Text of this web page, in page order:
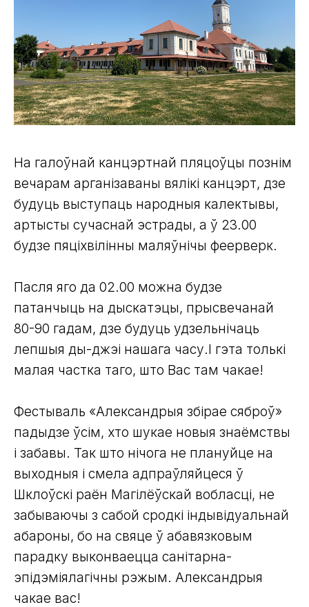
На галоўнай канцэртнай пляцоўцы познім
вечарам арганізаваны вялікі канцэрт, дзе
будуць выступаць народныя калектывы,
артысты сучаснай эстрады, а ў 23.00
будзе пяціхвілінны маляўнічы феерверк.
Пасля яго да 02.00 можна будзе
патанчыць на дыскатэцы, прысвечанай
80-90 гадам, дзе будуць удзельнічаць
лепшыя ды-джэі нашага часу.І гэта толькі
малая частка таго, што Вас там чакае!
Фестываль «Александрыя збірае сяброў»
падыдзе ўсім, хто шукае новыя знаёмствы
і забавы. Так што нічога не плануйце на
выходныя і смела адпраўляйцеся ў
Шклоўскі раён Магілёўскай вобласці, не
забываючы з сабой сродкі індывідуальнай
абароны, бо на свяце ў абавязковым
парадку выконваецца санітарна-
эпідэміялагічны рэжым. Александрыя
чакае вас!